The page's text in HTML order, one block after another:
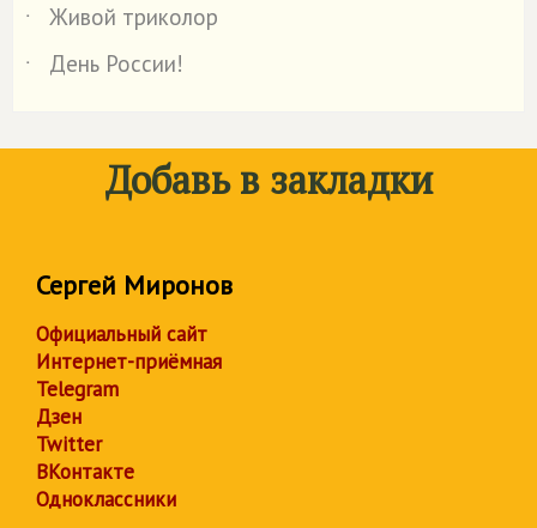
˙
Живой триколор
˙
День России!
Добавь в закладки
Сергей Миронов
Официальный сайт
Интернет-приёмная
Telegram
Дзен
Twitter
ВКонтакте
Одноклассники